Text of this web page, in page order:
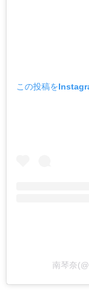
この投稿を
南琴奈